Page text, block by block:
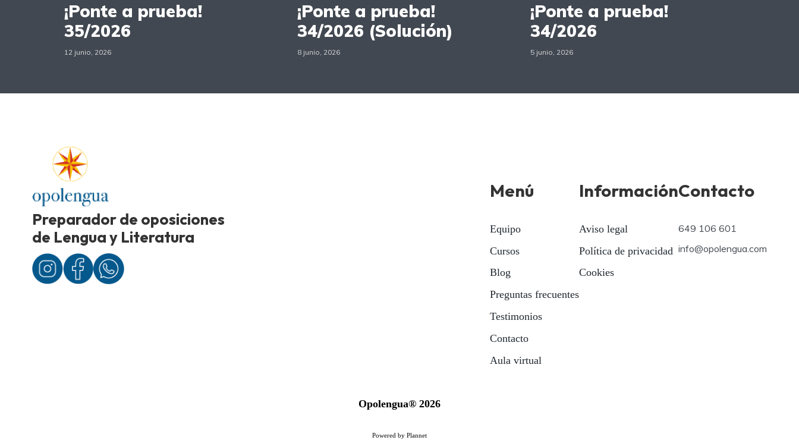
¡Ponte a prueba!
35/2026
12 junio, 2026
¡Ponte a prueba!
34/2026 (Solución)
8 junio, 2026
¡Ponte a prueba!
34/2026
5 junio, 2026
Preparador de oposiciones
de Lengua y Literatura
Menú
Equipo
Cursos
Blog
Preguntas frecuentes
Testimonios
Contacto
Aula virtual
Información
Aviso legal
Política de privacidad
Cookies
Contacto
649 106 601
info@opolengua.com
Opolengua® 2026
Powered by Plannet